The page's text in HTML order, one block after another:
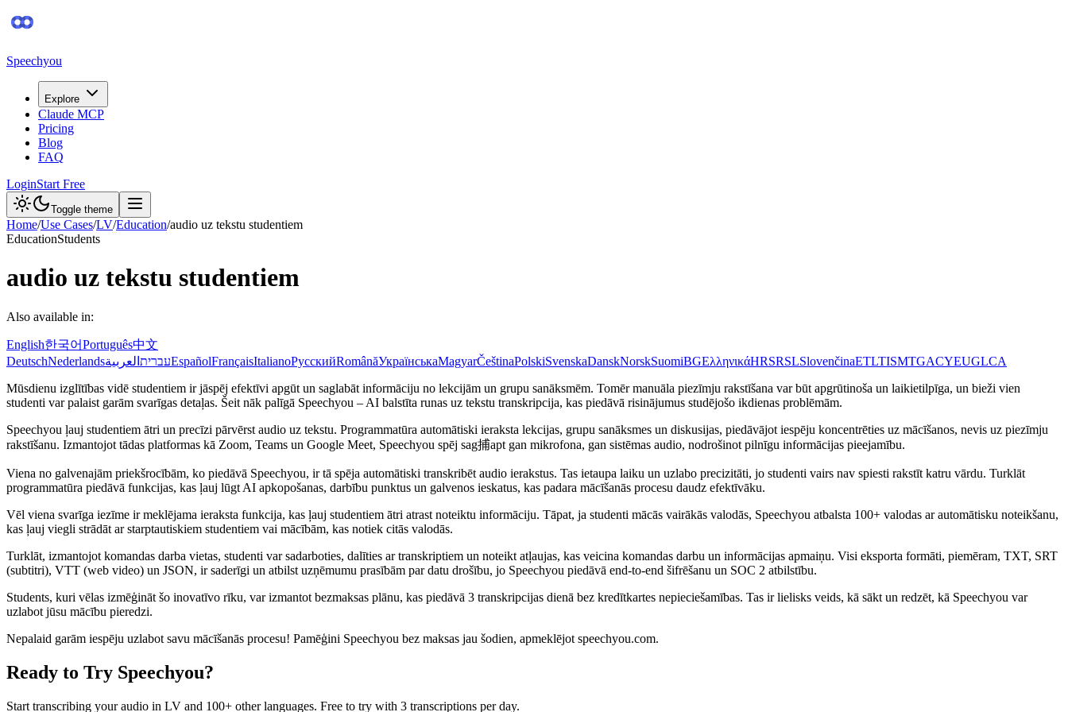
Speechyou
Explore
Claude MCP
Pricing
Blog
FAQ
LoginStart Free
Toggle theme
Home/Use Cases/LV/Education/audio uz tekstu studentiem
EducationStudents
audio uz tekstu studentiem
Also available in:
English한국어Português中文
DeutschNederlands עברית العربية EspañolFrançaisItalianoРусскийRomânăУкраїнськаMagyarČeštinaPolskiSvenskaDanskNorskSuomiBGΕλληνικάHRSRSLSlovenčinaETLTISMTGACYEUGLCA
Mūsdienu izglītības vidē studentiem ir jāspēj efektīvi apgūt un saglabāt informāciju no lekcijām un grupu sanāksmēm. Tomēr manuāla piezīmju rakstīšana var būt apgrūtinoša un laikietilpīga, un bieži vien
studenti var palaist garām svarīgas detaļas. Šeit nāk palīgā Speechyou – AI balstīta runas uz tekstu transkripcija, kas piedāvā risinājumus studējošo ikdienas problēmām.
Speechyou ļauj studentiem ātri un precīzi pārvērst audio uz tekstu. Programmatūra automātiski ieraksta lekcijas, grupu sanāksmes un diskusijas, piedāvājot iespēju koncentrēties uz mācīšanos, nevis uz piezīmju
rakstīšanu. Izmantojot tādas platformas kā Zoom, Teams un Google Meet, Speechyou spēj sag捕apt gan mikrofona, gan sistēmas audio, nodrošinot pilnīgu informācijas pieejamību.
Viena no galvenajām priekšrocībām, ko piedāvā Speechyou, ir tā spēja automātiski transkribēt audio ierakstus. Tas ietaupa laiku un uzlabo precizitāti, jo studenti vairs nav spiesti rakstīt katru vārdu. Turklāt
programmatūra piedāvā funkcijas, kas ļauj lūgt AI apkopošanas, darbību punktus un galvenos ieskatus, kas padara mācīšanās procesu daudz efektīvāku.
Vēl viena svarīga iezīme ir meklējama ieraksta funkcija, kas ļauj studentiem ātri atrast noteiktu informāciju. Tāpat, ja studenti mācās vairākās valodās, Speechyou atbalsta 100+ valodas ar automātisku noteikšanu,
kas ļauj viegli strādāt ar starptautiskiem studentiem vai mācībām, kas notiek citās valodās.
Turklāt, izmantojot komandas darba vietas, studenti var sadarboties, dalīties ar transkriptiem un noteikt atļaujas, kas veicina komandas darbu un informācijas apmaiņu. Visi eksporta formāti, piemēram, TXT, SRT
(subtitri), VTT (web video) un JSON, ir saderīgi un atbilst uzņēmumu prasībām par datu drošību, jo Speechyou piedāvā end-to-end šifrēšanu un SOC 2 atbilstību.
Students, kuri vēlas izmēģināt šo inovatīvo rīku, var izmantot bezmaksas plānu, kas piedāvā 3 transkripcijas dienā bez kredītkartes nepieciešamības. Tas ir lielisks veids, kā sākt un redzēt, kā Speechyou var
uzlabot jūsu mācību pieredzi.
Nepalaid garām iespēju uzlabot savu mācīšanās procesu! Pamēģini Speechyou bez maksas jau šodien, apmeklējot speechyou.com.
Ready to Try Speechyou?
Start transcribing your audio in LV and 100+ other languages. Free to try with 3 transcriptions per day.